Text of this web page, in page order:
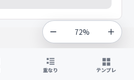
72%
重なり テンプレ